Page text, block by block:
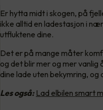
Er hytta midt i skogen, på
ikke alltid en ladestasjon i
utfluktene dine.
Det er på mange måter
og det blir mer og mer vanlig
dine lade uten bekymring,
Les også: Lad elbilen smart